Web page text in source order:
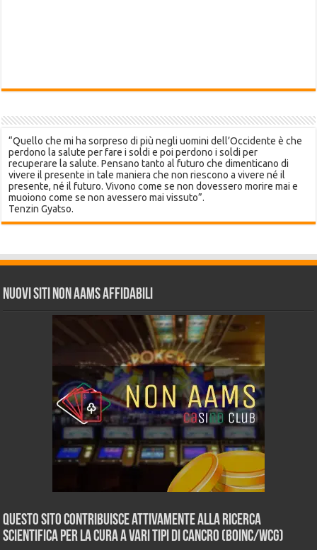
“Quello che mi ha sorpreso di più negli uomini dell’Occidente è che
perdono la salute per fare i soldi e poi perdono i soldi per
recuperare la salute. Pensano tanto al futuro che dimenticano di
vivere il presente in tale maniera che non riescono a vivere né il
presente, né il futuro. Vivono come se non dovessero morire mai e
muoiono come se non avessero mai vissuto”.
Tenzin Gyatso.
Nuovi siti non AAMS affidabili
Questo sito contribuisce attivamente alla ricerca
scientifica per la cura a vari tipi di Cancro (BOINC/WCG)